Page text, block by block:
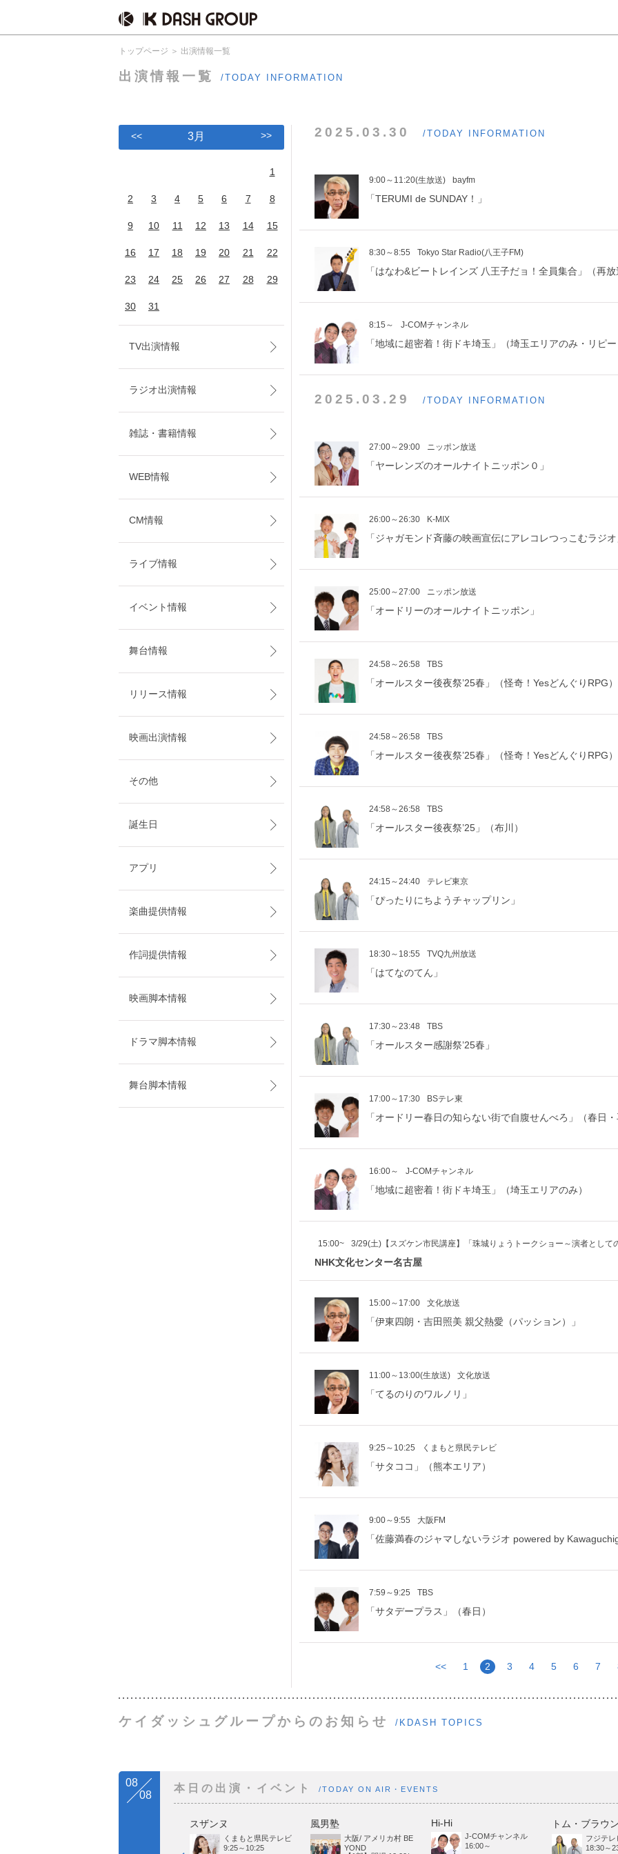
トップページ 出演情報一覧
出演情報一覧 /TODAY INFORMATION
2025.03.30 /TODAY INFORMATION
9:00～11:20(生放送) bayfm
「TERUMI de SUNDAY！」
8:30～8:55 Tokyo Star Radio(八王子FM)
「はなわ&ビートレインズ 八王子だョ！全員集合」（再
8:15～ J-COMチャンネル
「地域に超密着！街ドキ埼玉」（埼玉エリアのみ・リピ
2025.03.29 /TODAY INFORMATION
27:00～29:00 ニッポン放送
「ヤーレンズのオールナイトニッポン０」
26:00～26:30 K-MIX
「ジャガモンド斉藤の映画宣伝にアレコレつっこむラジ
25:00～27:00 ニッポン放送
「オードリーのオールナイトニッポン」
24:58～26:58 TBS
「オールスター後夜祭’25春」（怪奇！YesどんぐりRPG）
24:58～26:58 TBS
「オールスター後夜祭’25春」（怪奇！YesどんぐりRPG）
24:58～26:58 TBS
「オールスター後夜祭’25」（布川）
24:15～24:40 テレビ東京
「ぴったりにちようチャップリン」
18:30～18:55 TVQ九州放送
「はてなのてん」
17:30～23:48 TBS
「オールスター感謝祭’25春」
17:00～17:30 BSテレ東
「オードリー春日の知らない街で自腹せんべろ」（春日
16:00～ J-COMチャンネル
「地域に超密着！街ドキ埼玉」（埼玉エリアのみ）
15:00~ 3/29(土)【スズケン市民講座】「珠城りょうトークショー～演者として
NHK文化センター名古屋
15:00～17:00 文化放送
「伊東四朗・吉田照美 親父熱愛（パッション）」
11:00～13:00(生放送) 文化放送
「てるのりのワルノリ」
9:25～10:25 くまもと県民テレビ
「サタココ」（熊本エリア）
9:00～9:55 大阪FM
「佐藤満春のジャマしないラジオ powered by
7:59～9:25 TBS
「サタデープラス」（春日）
<< 1 2 3 4 5 6 7
<< 3月 >>
1
2 3 4 5 6 7 8
9 10 11 12 13 14 15
16 17 18 19 20 21 22
23 24 25 26 27 28 29
30 31
TV出演情報
ラジオ出演情報
雑誌・書籍情報
WEB情報
CM情報
ライブ情報
イベント情報
舞台情報
リリース情報
映画出演情報
その他
誕生日
アプリ
楽曲提供情報
作詞提供情報
映画脚本情報
ドラマ脚本情報
舞台脚本情報
ケイダッシュグループからのお知らせ /KDASH TOPICS
08
08
本日の出演・イベント /TODAY ON AIR・EVENTS
スザンヌ
くまもと県民テレビ
9:25～10:25
風男塾
大阪/ アメリカ村 BE
YOND
Hi-Hi
J-COMチャンネル
16:00～
トム・ブラウ
フジテレ
18:30～